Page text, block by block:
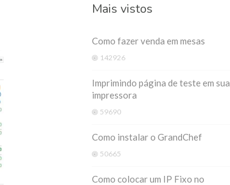
Mais vistos
Como fazer venda em mesas
142926
Imprimindo página de teste em sua
impressora
59690
Como instalar o GrandChef
50665
Como colocar um IP Fixo no